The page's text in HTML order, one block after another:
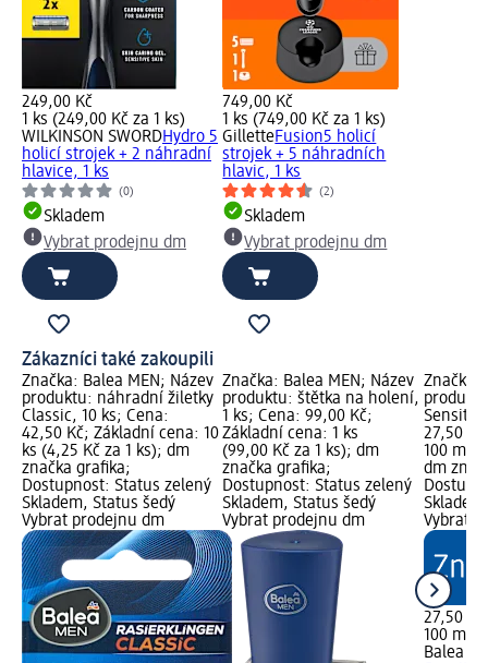
249,00 Kč
1 ks (249,00 Kč za 1 ks)
WILKINSON SWORDHydro 5
holicí strojek + 2 náhradní
hlavice, 1 ks
(0)
Skladem
Vybrat prodejnu dm
749,00 Kč
1 ks (749,00 Kč za 1 ks)
GilletteFusion5 holicí
strojek + 5 náhradních
hlavic, 1 ks
(2)
Skladem
Vybrat prodejnu dm
Zákazníci také zakoupili
Značka: Balea MEN; Název
produktu: náhradní žiletky
Classic, 10 ks; Cena:
42,50 Kč; Základní cena: 10
ks (4,25 Kč za 1 ks); dm
značka grafika;
Dostupnost: Status zelený
Skladem, Status šedý
Vybrat prodejnu dm
Značka: Balea MEN; Název
produktu: štětka na holení,
1 ks; Cena: 99,00 Kč;
Základní cena: 1 ks
(99,00 Kč za 1 ks); dm
značka grafika;
Dostupnost: Status zelený
Skladem, Status šedý
Vybrat prodejnu dm
Značka:
27,50
100 ml
dm
Vybrat
27,50 Kč
100 ml
Balea